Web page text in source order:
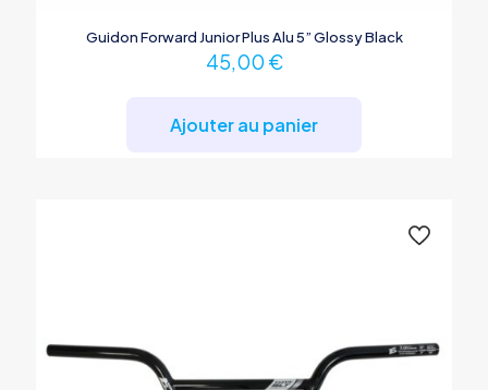
Guidon Forward Junior Plus Alu 5” Glossy Black
45,00 €
Ajouter au panier